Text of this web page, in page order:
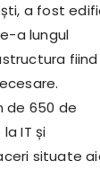
a fost
a lungul
fiind
de 650 de
IT și
situate